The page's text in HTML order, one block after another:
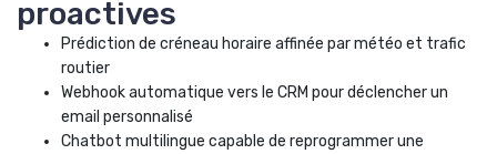
proactives
Prédiction de créneau horaire affinée par météo et trafic
routier
Webhook automatique vers le CRM pour déclencher un
email personnalisé
Chatbot multilingue capable de reprogrammer une